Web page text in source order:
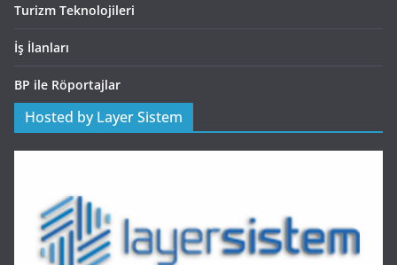
Turizm Teknolojileri
İş İlanları
BP ile Röportajlar
Hosted by Layer Sistem